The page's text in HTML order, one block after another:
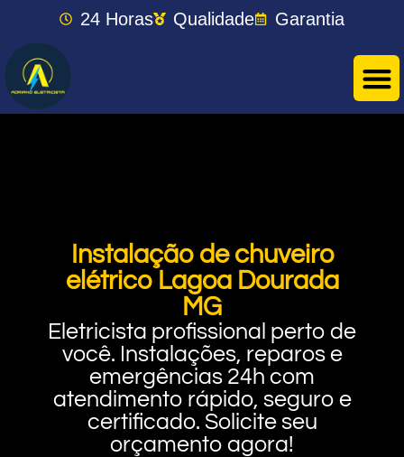
24 Horas Qualidade Garantia
Instalação de chuveiro
elétrico Lagoa Dourada
MG
Eletricista profissional perto de
você. Instalações, reparos e
emergências 24h com
atendimento rápido, seguro e
certificado. Solicite seu
orçamento agora!